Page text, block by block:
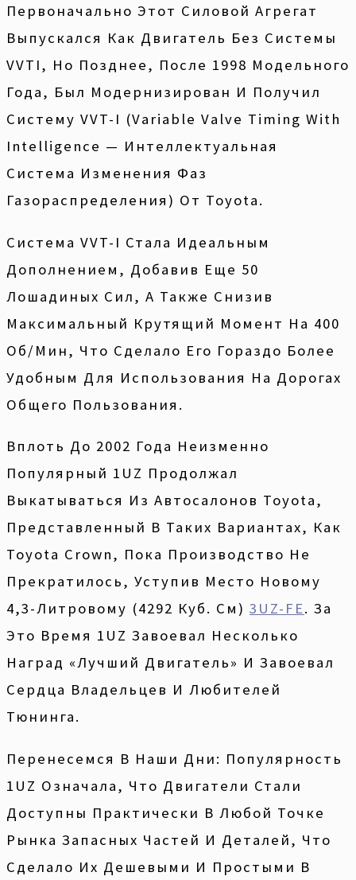
Первоначально Этот Силовой Агрегат
Выпускался Как Двигатель Без Системы
VVTI, Но Позднее, После 1998 Модельного
Года, Был Модернизирован И Получил
Систему VVT-I (Variable Valve Timing With
Intelligence — Интеллектуальная
Система Изменения Фаз
Газораспределения) От Toyota.
Система VVT-I Стала Идеальным
Дополнением, Добавив Еще 50
Лошадиных Сил, А Также Снизив
Максимальный Крутящий Момент На 400
Об/мин, Что Сделало Его Гораздо Более
Удобным Для Использования На Дорогах
Общего Пользования.
Вплоть До 2002 Года Неизменно
Популярный 1UZ Продолжал
Выкатываться Из Автосалонов Toyota,
Представленный В Таких Вариантах, Как
Toyota Crown, Пока Производство Не
Прекратилось, Уступив Место Новому
4,3-Литровому (4292 Куб. См) 3UZ-FE. За
Это Время 1UZ Завоевал Несколько
Наград «Лучший Двигатель» И Завоевал
Сердца Владельцев И Любителей
Тюнинга.
Перенесемся В Наши Дни: Популярность
1UZ Означала, Что Двигатели Стали
Доступны Практически В Любой Точке
Рынка Запасных Частей И Деталей, Что
Сделало Их Дешевыми И Простыми В